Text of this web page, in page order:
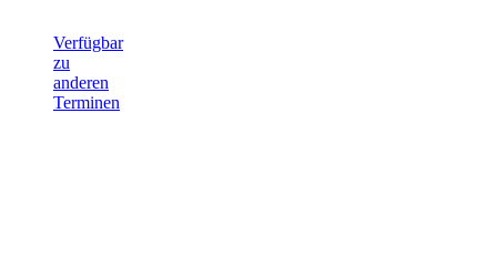
Verfügbar
zu
anderen
Terminen